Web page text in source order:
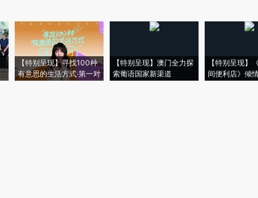
【特别呈现】寻找100种
有意思的生活方式·第一对
【特别呈现】澳门全力探
索葡语国家新渠道
【特别呈现】
间便利店》倾